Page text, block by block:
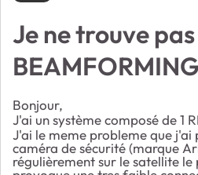
Je ne trouve
BEAMFORMING
Bonjour,
J'ai un système composé de 1
J'ai le meme probleme que j'ai
caméra de sécurité (marque
régulièrement sur le satellite le